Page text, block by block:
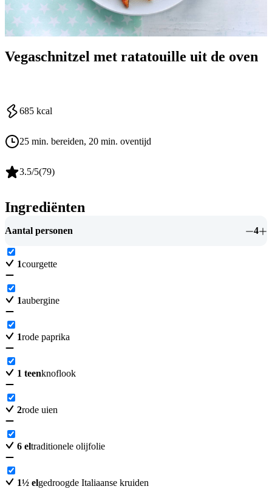
Vegaschnitzel met ratatouille uit de oven
685 kcal
25 min. bereiden, 20 min. oventijd
3.5/5(79)
Ingrediënten
Aantal personen 4
1courgette
1aubergine
1rode paprika
1 teenknoflook
2rode uien
6 eltraditionele olijfolie
1½ elgedroogde Italiaanse kruiden